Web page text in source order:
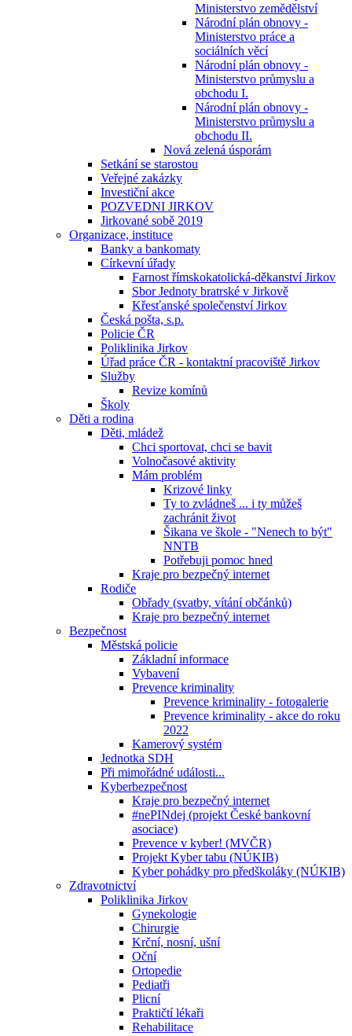
Ministerstvo zemědělství
Národní plán obnovy -
Ministerstvo práce a
sociálních věcí
Národní plán obnovy -
Ministerstvo průmyslu a
obchodu I.
Národní plán obnovy -
Ministerstvo průmyslu a
obchodu II.
Nová zelená úsporám
Setkání se starostou
Veřejné zakázky
Investiční akce
POZVEDNI JIRKOV
Jirkované sobě 2019
Organizace, instituce
Banky a bankomaty
Církevní úřady
Farnost římskokatolická-děkanství Jirkov
Sbor Jednoty bratrské v Jirkově
Křesťanské společenství Jirkov
Česká pošta, s.p.
Policie ČR
Poliklinika Jirkov
Úřad práce ČR - kontaktní pracoviště Jirkov
Služby
Revize komínů
Školy
Děti a rodina
Děti, mládež
Chci sportovat, chci se bavit
Volnočasové aktivity
Mám problém
Krizové linky
Ty to zvládneš ... i ty můžeš
zachránit život
Šikana ve škole - "Nenech to být"
NNTB
Potřebuji pomoc hned
Kraje pro bezpečný internet
Rodiče
Obřady (svatby, vítání občánků)
Kraje pro bezpečný internet
Bezpečnost
Městská policie
Základní informace
Vybavení
Prevence kriminality
Prevence kriminality - fotogalerie
Prevence kriminality - akce do roku
2022
Kamerový systém
Jednotka SDH
Při mimořádné události...
Kyberbezpečnost
Kraje pro bezpečný internet
#nePINdej (projekt České bankovní
asociace)
Prevence v kyber! (MVČR)
Projekt Kyber tabu (NÚKIB)
Kyber pohádky pro předškoláky (NÚKIB)
Zdravotnictví
Poliklinika Jirkov
Gynekologie
Chirurgie
Krční, nosní, ušní
Oční
Ortopedie
Pediatři
Plicní
Praktičtí lékaři
Rehabilitace